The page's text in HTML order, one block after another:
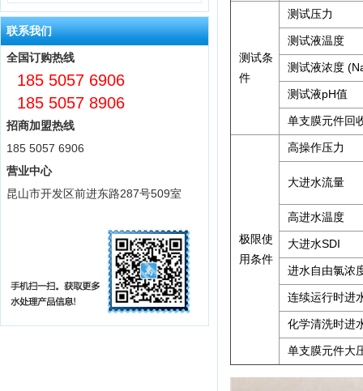
测试条
件
测试压力
测试液温度
测试液浓度
测试液pH值
单支膜元件回
极限使
用条件
高操作压力
大进水流量
高进水温度
大进水SDI
进水自由氯浓
连续运行时进
化学清洗时进
单支膜元件大
联系我们
全国订购热线
185 5057 6906
185 5057 8906
招商加盟热线
185 5057 6906
营业中心
昆山市开发区前进东路287号509室